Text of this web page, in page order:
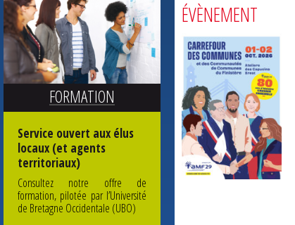
FORMATION
Service ouvert aux élus
locaux (et agents
territoriaux)
Consultez notre offre de
formation, pilotée par l’Université
de Bretagne Occidentale (UBO)
ÉVÈNEMENT